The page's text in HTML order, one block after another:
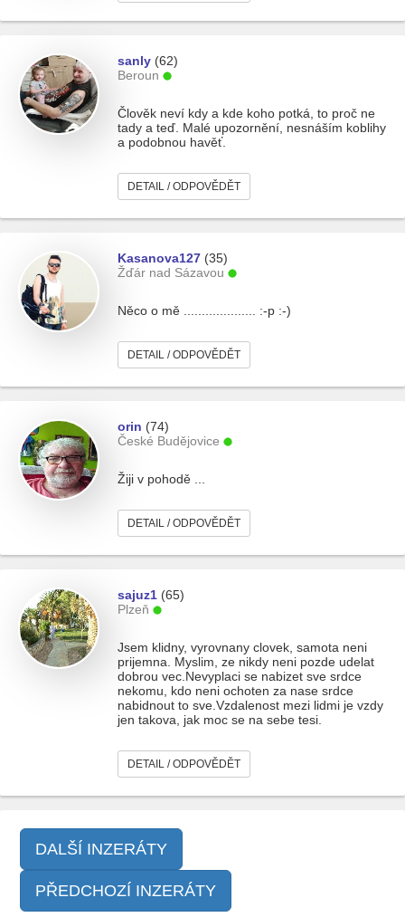
sanly (62)
Beroun
Člověk neví kdy a kde koho potká, to proč ne
tady a teď. Malé upozornění, nesnáším koblihy
a podobnou havěť.
DETAIL / ODPOVĚDĚT
Kasanova127 (35)
Žďár nad Sázavou
Něco o mě .................... :-p :-)
DETAIL / ODPOVĚDĚT
orin (74)
České Budějovice
Žiji v pohodě ...
DETAIL / ODPOVĚDĚT
sajuz1 (65)
Plzeň
Jsem klidny, vyrovnany clovek, samota neni
prijemna. Myslim, ze nikdy neni pozde udelat
dobrou vec.Nevyplaci se nabizet sve srdce
nekomu, kdo neni ochoten za nase srdce
nabidnout to sve.Vzdalenost mezi lidmi je vzdy
jen takova, jak moc se na sebe tesi.
DETAIL / ODPOVĚDĚT
DALŠÍ INZERÁTY
PŘEDCHOZÍ INZERÁTY